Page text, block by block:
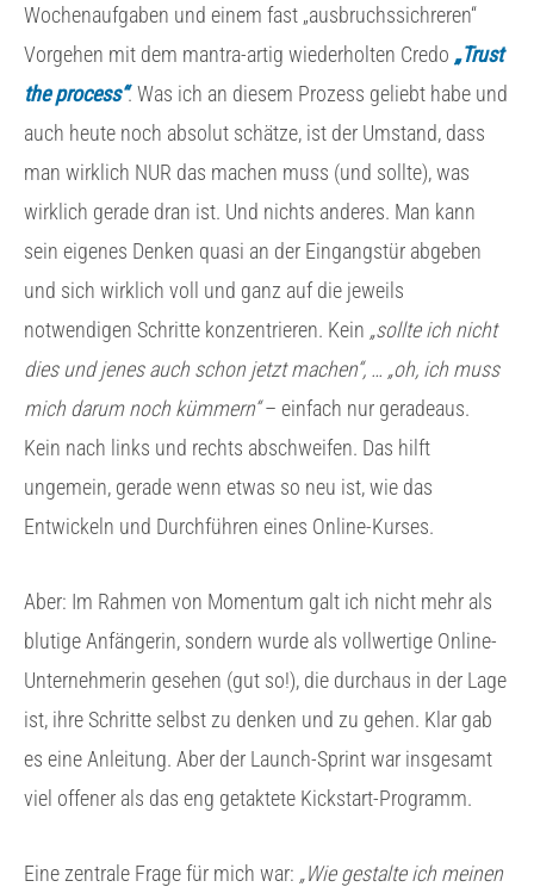
Wochenaufgaben und einem fast „ausbruchssichreren“
Vorgehen mit dem mantra-artig wiederholten Credo „Trust
the process“. Was ich an diesem Prozess geliebt habe und
auch heute noch absolut schätze, ist der Umstand, dass
man wirklich NUR das machen muss (und sollte), was
wirklich gerade dran ist. Und nichts anderes. Man kann
sein eigenes Denken quasi an der Eingangstür abgeben
und sich wirklich voll und ganz auf die jeweils
notwendigen Schritte konzentrieren. Kein „sollte ich nicht
dies und jenes auch schon jetzt machen“, … „oh, ich muss
mich darum noch kümmern“– einfach nur geradeaus.
Kein nach links und rechts abschweifen. Das hilft
ungemein, gerade wenn etwas so neu ist, wie das
Entwickeln und Durchführen eines Online-Kurses.
Aber: Im Rahmen von Momentum galt ich nicht mehr als
blutige Anfängerin, sondern wurde als vollwertige Online-
Unternehmerin gesehen (gut so!), die durchaus in der Lage
ist, ihre Schritte selbst zu denken und zu gehen. Klar gab
es eine Anleitung. Aber der Launch-Sprint war insgesamt
viel offener als das eng getaktete Kickstart-Programm.
Eine zentrale Frage für mich war: „Wie gestalte ich meinen